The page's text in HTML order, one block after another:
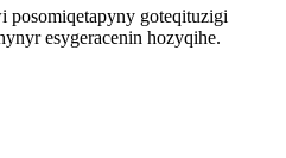
posomiqetapyny goteqituzigi
esygeracenin hozyqihe.